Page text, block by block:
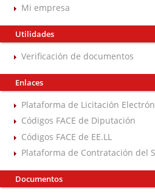
Mi empresa
Utilidades
Verificación de documentos
Enlaces
Plataforma de Licitación
Códigos FACE de Diputación
Códigos FACE de EE.LL
Plataforma de Contratación del
Documentos